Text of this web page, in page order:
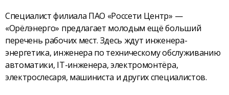
Специалист филиала ПАО «Россети Центр» —
«Орёлэнерго» предлагает молодым ещё больший
перечень рабочих мест. Здесь ждут инженера-
энергетика, инженера по техническому обслуживанию
автоматики, IT-инженера, электромонтёра,
электрослесаря, машиниста и других специалистов.